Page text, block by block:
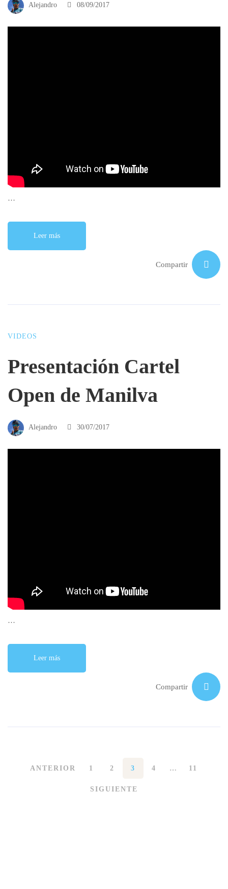
Alejandro 08/09/2017
…
Leer más
Compartir
VIDEOS
Presentación Cartel
Open de Manilva
Alejandro 30/07/2017
…
Leer más
Compartir
ANTERIOR 1 2 3 4 … 11
SIGUIENTE